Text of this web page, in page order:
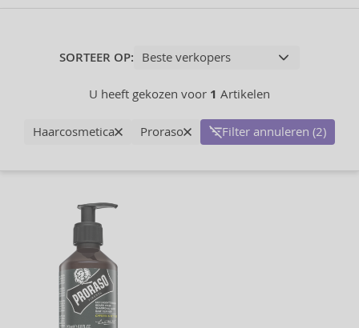
SORTEER OP:
U heeft gekozen voor 1 Artikelen
Haarcosmetica Proraso Filter annuleren (2)